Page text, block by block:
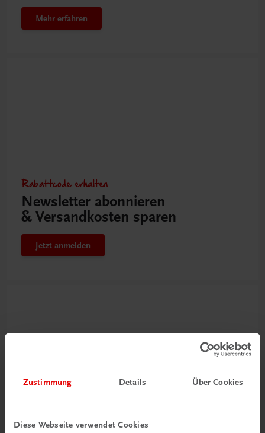
Zustimmung Details Über Cookies
Diese Webseite verwendet Cookies
Mehr erfahren
Rabattcode erhalten
Newsletter abonnieren
& Versandkosten sparen
Jetzt anmelden
Videos mit